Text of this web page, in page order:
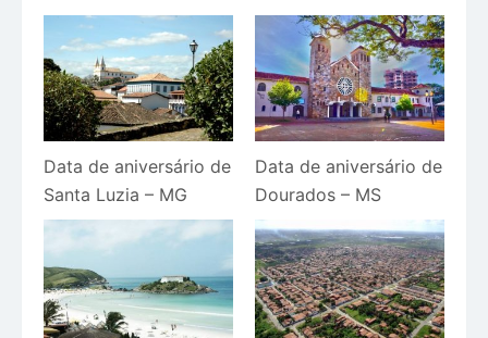
Data de aniversário de
Santa Luzia – MG
Data de aniversário de
Dourados – MS